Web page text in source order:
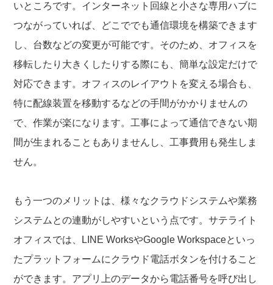
いところです。インターネット回線と小さな専用ハブに
つながっていれば、どこででも通信環境を構築できます
し、台数などの変更が可能です。そのため、オフィスを
移転したり大きくしたりする際にも、簡単な設定だけで
対応できます。オフィスのレイアウトを変える場合も、
特に配線装置を移動するなどの手間がかかりませんの
で、作業が楽になります。工事によって通信できない期
間が生まれることもありませんし、工事費用も発生しま
せん。
もう一つのメリットは、様々なクラウドシステムや業務
システムとの連動がしやすいという点です。サテライト
オフィスでは、LINE WorksやGoogle Workspaceといっ
たプラットフォームにクラウド電話ボタンを付けること
ができます。アプリ上のデータから電話番号を呼び出し